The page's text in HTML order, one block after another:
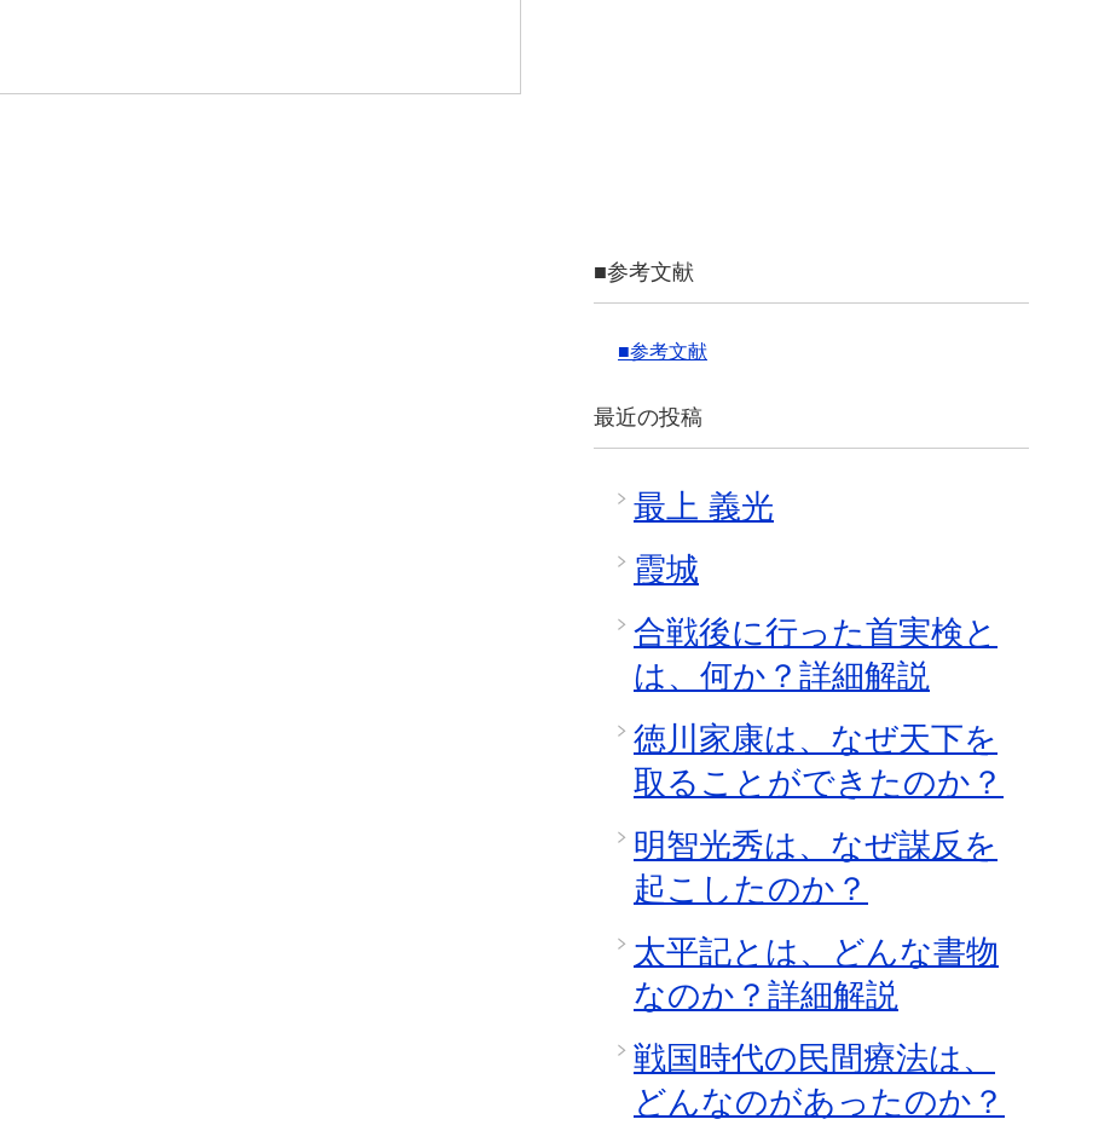
■参考文献
■参考文献
最近の投稿
最上 義光
霞城
合戦後に行った首実検と
は、何か？詳細解説
徳川家康は、なぜ天下を
取ることができたのか？
明智光秀は、なぜ謀反を
起こしたのか？
太平記とは、どんな書物
なのか？詳細解説
戦国時代の民間療法は、
どんなのがあったのか？